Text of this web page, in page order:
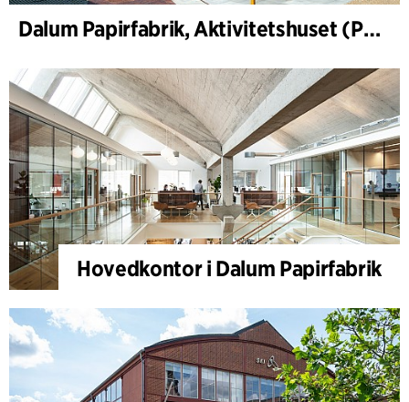
Dalum Papirfabrik, Aktivitetshuset (PM1)
Hovedkontor i Dalum Papirfabrik